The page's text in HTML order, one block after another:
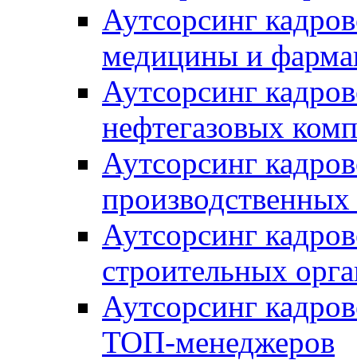
Аутсорсинг
медицины и
Аутсорсинг
нефтегазовых
Аутсорсинг
Аутсорсинг
строительных
Аутсорсинг
ТОП-менеджеров